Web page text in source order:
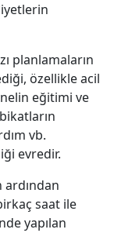
planlamaların
özellikle acil
eğitimi ve
vb.
evredir.
saat ile
yapılan